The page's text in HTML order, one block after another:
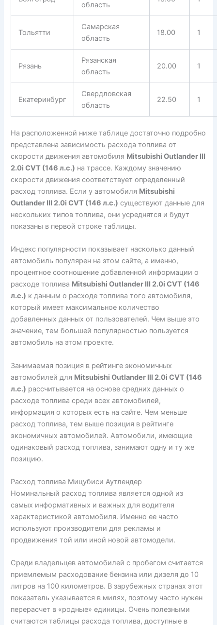
область
Тольятти
Самарская
область
18.00 1
Рязань
Рязанская
область
20.00 1
Екатеринбург
Свердловская
область
22.50 1
На расположенной ниже таблице достаточно подробно
представлена зависимость расхода топлива от
скорости движения автомобиля Mitsubishi Outlander III
2.0i CVT (146 л.с.) на трассе. Каждому значению
скорости движения соответствует определенный
расход топлива. Если у автомобиля Mitsubishi
Outlander III 2.0i CVT (146 л.с.) существуют данные для
нескольких типов топлива, они усреднятся и будут
показаны в первой строке таблицы.
Индекс популярности показывает насколько данный
автомобиль популярен на этом сайте, а именно,
процентное соотношение добавленной информации о
расходе топлива Mitsubishi Outlander III 2.0i CVT (146
л.с.) к данным о расходе топлива того автомобиля,
который имеет максимальное количество
добавленных данных от пользователей. Чем выше это
значение, тем большей популярностью пользуется
автомобиль на этом проекте.
Занимаемая позиция в рейтинге экономичных
автомобилей для Mitsubishi Outlander III 2.0i CVT (146
л.с.) рассчитывается на основе средних данных о
расходе топлива среди всех автомобилей,
информация о которых есть на сайте. Чем меньше
расход топлива, тем выше позиция в рейтинге
экономичных автомобилей. Автомобили, имеющие
одинаковый расход топлива, занимают одну и ту же
позицию.
Расход топлива Мицубиси Аутлендер
Номинальный расход топлива является одной из
самых информативных и важных для водителя
характеристикой автомобиля. Именно ее часто
используют производители для рекламы и
продвижения той или иной новой автомодели.
Среди владельцев автомобилей с пробегом считается
приемлемым расходование бензина или дизеля до 10
литров на 100 километров. В зарубежных странах этот
показатель указывается в милях, поэтому часто нужен
перерасчет в «родные» единицы. Очень полезными
считаются таблицы расхода топлива, доступные в